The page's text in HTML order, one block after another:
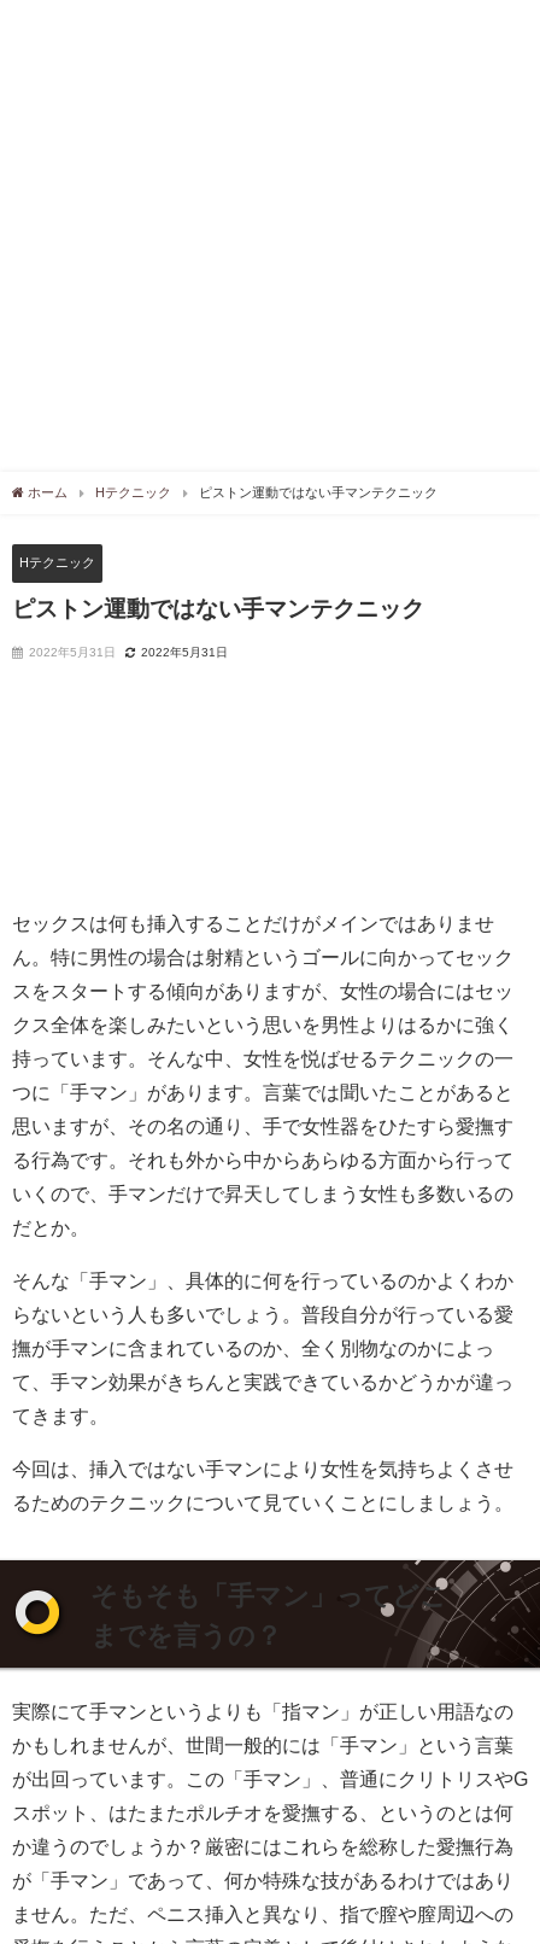
ホーム Hテクニック ピストン運動ではない手マンテクニック
Hテクニック
ピストン運動ではない手マンテクニック
2022年5月31日 2022年5月31日
セックスは何も挿入することだけがメインではありませ
ん。特に男性の場合は射精というゴールに向かってセック
スをスタートする傾向がありますが、女性の場合にはセッ
クス全体を楽しみたいという思いを男性よりはるかに強く
持っています。そんな中、女性を悦ばせるテクニックの一
つに「手マン」があります。言葉では聞いたことがあると
思いますが、その名の通り、手で女性器をひたすら愛撫す
る行為です。それも外から中からあらゆる方面から行って
いくので、手マンだけで昇天してしまう女性も多数いるの
だとか。
そんな「手マン」、具体的に何を行っているのかよくわか
らないという人も多いでしょう。普段自分が行っている愛
撫が手マンに含まれているのか、全く別物なのかによっ
て、手マン効果がきちんと実践できているかどうかが違っ
てきます。
今回は、挿入ではない手マンにより女性を気持ちよくさせ
るためのテクニックについて見ていくことにしましょう。
そもそも「手マン」ってどこ
までを言うの？
実際にて手マンというよりも「指マン」が正しい用語なの
かもしれませんが、世間一般的には「手マン」という言葉
が出回っています。この「手マン」、普通にクリトリスやG
スポット、はたまたポルチオを愛撫する、というのとは何
か違うのでしょうか？厳密にはこれらを総称した愛撫行為
が「手マン」であって、何か特殊な技があるわけではあり
ません。ただ、ペニス挿入と異なり、指で膣や膣周辺への